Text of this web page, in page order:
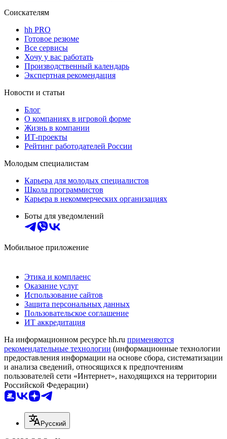
Соискателям
hh PRO
Готовое резюме
Все сервисы
Хочу у вас работать
Производственный календарь
Экспертная рекомендация
Новости и статьи
Блог
О компаниях в игровой форме
Жизнь в компании
ИТ-проекты
Рейтинг работодателей России
Молодым специалистам
Карьера для молодых специалистов
Школа программистов
Карьера в некоммерческих организациях
Боты для уведомлений
Мобильное приложение
Этика и комплаенс
Оказание услуг
Использование сайтов
Защита персональных данных
Пользовательское соглашение
ИТ аккредитация
На информационном ресурсе hh.ru применяются
рекомендательные технологии (информационные технологии
предоставления информации на основе сбора, систематизации
и анализа сведений, относящихся к предпочтениям
пользователей сети «Интернет», находящихся на территории
Российской Федерации)
Русский